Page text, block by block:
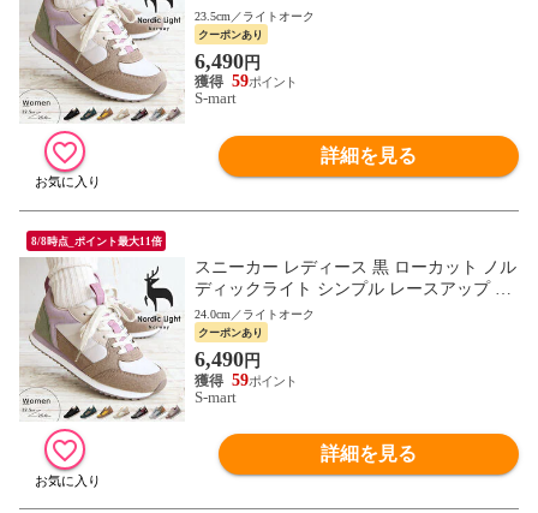
欧 ブラック Nordic Light NL0040
23.5cm／ライトオーク
クーポンあり
6,490円
59
S-mart
詳細を見る
8/8時点_ポイント最大11倍
スニーカー レディース 黒 ローカット ノル
ディックライト シンプル レースアップ 北
欧 ブラック Nordic Light NL0040
24.0cm／ライトオーク
クーポンあり
6,490円
59
S-mart
詳細を見る